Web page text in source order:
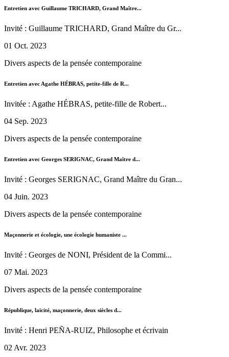
Entretien avec Guillaume TRICHARD, Grand Maître...
Invité : Guillaume TRICHARD, Grand Maître du Gr...
01 Oct. 2023
Divers aspects de la pensée contemporaine
Entretien avec Agathe HÉBRAS, petite-fille de R...
Invitée : Agathe HÉBRAS, petite-fille de Robert...
04 Sep. 2023
Divers aspects de la pensée contemporaine
Entretien avec Georges SERIGNAC, Grand Maître d...
Invité : Georges SERIGNAC, Grand Maître du Gran...
04 Juin. 2023
Divers aspects de la pensée contemporaine
Maçonnerie et écologie, une écologie humaniste ...
Invité : Georges de NONI, Président de la Commi...
07 Mai. 2023
Divers aspects de la pensée contemporaine
République, laïcité, maçonnerie, deux siècles d...
Invité : Henri PEÑA-RUIZ, Philosophe et écrivain
02 Avr. 2023